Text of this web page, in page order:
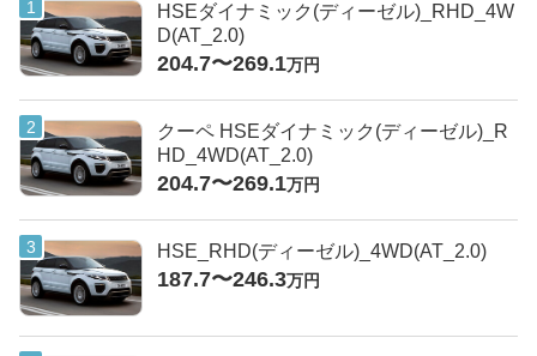
HSEダイナミック(ディーゼル)_RHD_4W
D(AT_2.0)
204.7〜269.1万円
クーペ HSEダイナミック(ディーゼル)_R
HD_4WD(AT_2.0)
204.7〜269.1万円
HSE_RHD(ディーゼル)_4WD(AT_2.0)
187.7〜246.3万円